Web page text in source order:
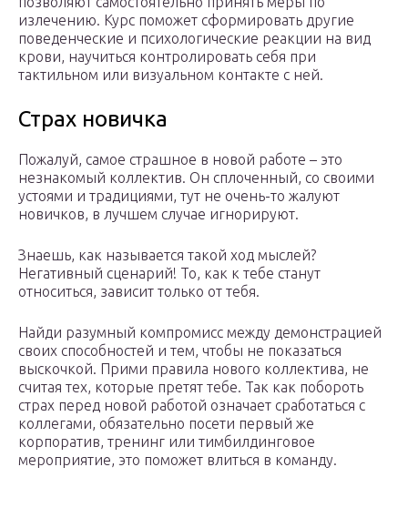
излечению. Курс поможет сформировать другие
поведенческие и психологические реакции на вид
крови, научиться контролировать себя при
тактильном или визуальном контакте с ней.
Страх новичка
Пожалуй, самое страшное в новой работе – это
незнакомый коллектив. Он сплоченный, со своими
устоями и традициями, тут не очень-то жалуют
новичков, в лучшем случае игнорируют.
Знаешь, как называется такой ход мыслей?
Негативный сценарий! То, как к тебе станут
относиться, зависит только от тебя.
Найди разумный компромисс между демонстрацией
своих способностей и тем, чтобы не показаться
выскочкой. Прими правила нового коллектива, не
считая тех, которые претят тебе. Так как побороть
страх перед новой работой означает сработаться с
коллегами, обязательно посети первый же
корпоратив, тренинг или тимбилдинговое
мероприятие, это поможет влиться в команду.